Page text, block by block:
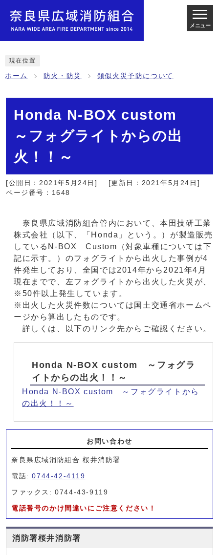
メニュー
現在位置
ホーム 防火・防災 類似火災予防について
Honda N-BOX custom
～フォグライトからの出
火！！～
[公開日：2021年5月24日]
[更新日：2021年5月24日]
ページ番号：1648
奈良県広域消防組合管内において、本田技研工業
株式会社（以下、「Honda」という。）が製造販売
しているN‐BOX Custom（対象車種については下
記に示す。）のフォグライトから出火した事例が4
件発生しており、全国では2014年から2021年4月
現在までで、左フォグライトから出火した火災が、
※50件以上発生しています。
※出火した火災件数については国土交通省ホームペ
ージから算出したものです。
詳しくは、以下のリンク先からご確認ください。
Honda N-BOX custom ～フォグラ
イトからの出火！！～
Honda N-BOX custom ～フォグライトから
の出火！！～
お問い合わせ
奈良県広域消防組合 桜井消防署
電話:0744-42-4119
ファックス: 0744-43-9119
電話番号のかけ間違いにご注意ください！
消防署桜井消防署